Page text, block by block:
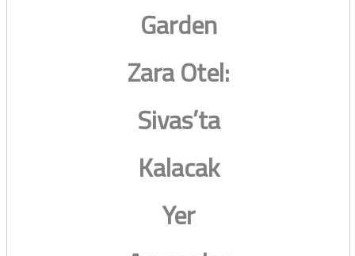
Garden
Zara Otel:
Sivas’ta
Kalacak
Yer